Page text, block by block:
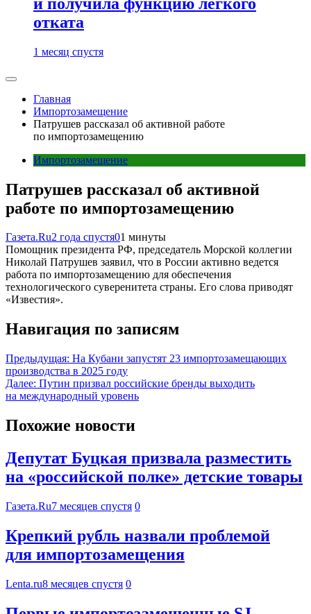
отката
1 месяц спустя
Главная
Импортозамещение
Патрушев рассказал об активной работе
по импортозамещению
Импортозамещение
Патрушев рассказал об активной
работе по импортозамещению
Газета.Ru2 года спустя01 минуты
Помощник президента РФ, председатель Морской коллегии
Николай Патрушев заявил, что в России активно ведется
работа по импортозамещению для обеспечения
технологического суверенитета страны. Его слова приводят
«Известия».
Навигация по записям
Предыдущая: На Кубани запустят 23 импортозамещающих
производства в 2025 году
Далее: Путин призвал российские бренды выходить
на международный уровень
Похожие новости
Депутат Буцкая призвала разместить
на «российской полке» детские товары
Газета.Ru7 месяцев спустя 0
Крепкий рубль назвали проблемой
для импортозамещения
Lenta.ru8 месяцев спустя 0